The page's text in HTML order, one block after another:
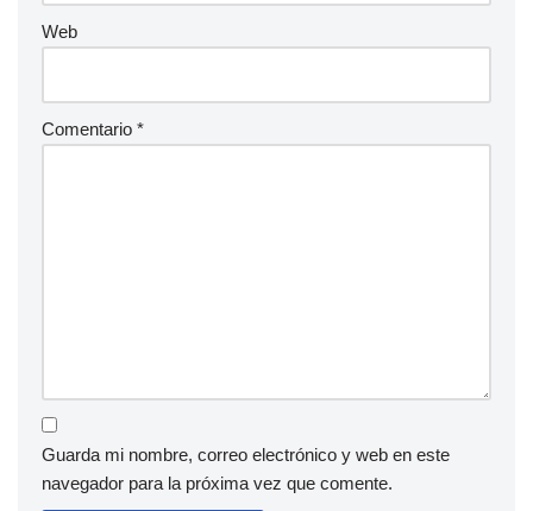
Web
Comentario *
Guarda mi nombre, correo electrónico y web en este
navegador para la próxima vez que comente.